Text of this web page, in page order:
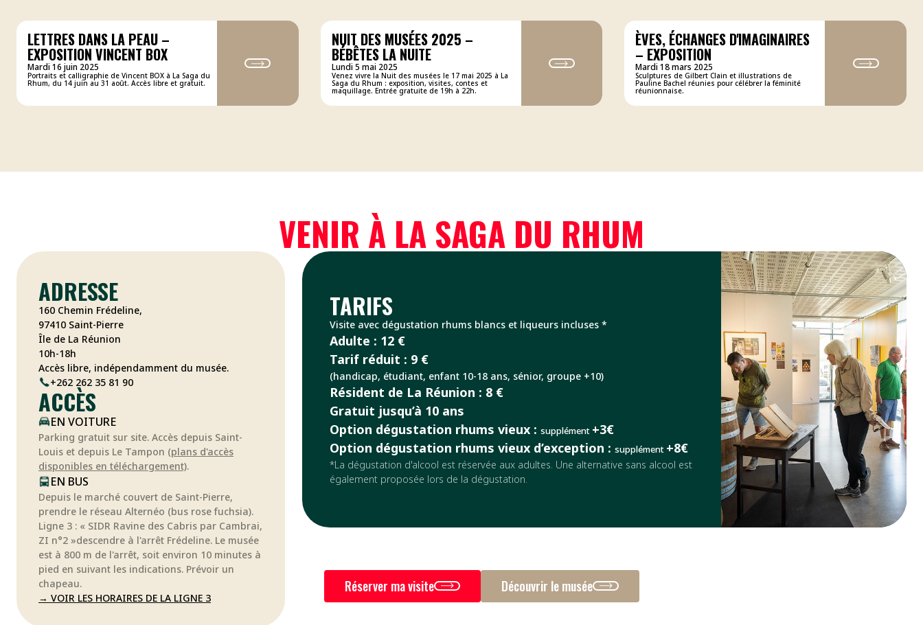
LETTRES DANS LA PEAU –
EXPOSITION VINCENT BOX
Mardi 16 juin 2025
Portraits et calligraphie de Vincent BOX à La Saga du
Rhum, du 14 juin au 31 août. Accès libre et gratuit.
NUIT DES MUSÉES 2025 –
BÉBÊTES LA NUITE
Lundi 5 mai 2025
Venez vivre la Nuit des musées le 17 mai 2025 à La
Saga du Rhum : exposition, visites, contes et
maquillage. Entrée gratuite de 19h à 22h.
ÈVES, ÉCHANGES D'IMAGINAIRES
– EXPOSITION
Mardi 18 mars 2025
Sculptures de Gilbert Clain et illustrations de
Pauline Bachel réunies pour célébrer la féminité
réunionnaise.
VENIR À LA SAGA DU RHUM
ADRESSE
160 Chemin Frédeline,
97410 Saint-Pierre
Île de La Réunion
10h-18h
Accès libre, indépendamment du musée.
+262 262 35 81 90
ACCÈS
EN VOITURE
Parking gratuit sur site. Accès depuis Saint-
Louis et depuis Le Tampon (plans d'accès
disponibles en téléchargement).
EN BUS
Depuis le marché couvert de Saint-Pierre,
prendre le réseau Alternéo (bus rose fuchsia).
Ligne 3 : « SIDR Ravine des Cabris par Cambrai,
ZI n°2 »descendre à l'arrêt Frédeline. Le musée
est à 800 m de l'arrêt, soit environ 10 minutes à
pied en suivant les indications. Prévoir un
chapeau.
→ VOIR LES HORAIRES DE LA LIGNE 3
TARIFS
Visite avec dégustation rhums blancs et liqueurs incluses *
Adulte : 12 €
Tarif réduit : 9 €
(handicap, étudiant, enfant 10-18 ans, sénior, groupe +10)
Résident de La Réunion : 8 €
Gratuit jusqu’à 10 ans
Option dégustation rhums vieux :supplément +3€
Option dégustation rhums vieux d’exception :supplément +8€
*La dégustation d'alcool est réservée aux adultes. Une alternative sans alcool est
également proposée lors de la dégustation.
Réserver ma visite Découvrir le musée